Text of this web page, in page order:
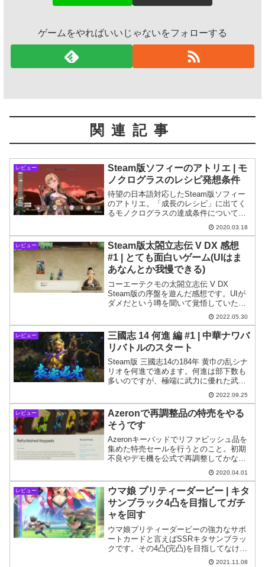
ゲームをやればいいじゃないをフォローする
関連記事
レビュー
Steam版ソフィーのアトリエ | モ
ノクログラスのレシピ発想条件
待望の日本語対応したSteam版ソフィー
のアトリエ。「成長のレシピ」に出てく
るモノクログラスの達成条件について紹
介。ネット上に多く出回ってる情報と異
なるやり方で条件を満たせましたので紹
介します。
2020.03.18
レビュー
Steam版太閤立志伝 V DX 感想
#1 | とても面白いゲーム(UIはま
あなんとか我慢できる)
コーエーテクモの太閤立志伝 V DX
Steam版の序盤を遊んだ感想です。UIが
ダメだという噂を聞いて覚悟していたの
ですが、まあ許容できる範囲かなぁとい
う印象です(もちろんダメではあります)。
ゲーム内容自体は面白いのでオススメし
たいです。
2022.05.30
レビュー
三國志 14 何進 編 #1 | 中華ナワバ
リバトルのスタート
Steam版 三國志14の184年 黄巾の乱シナ
リオを何進で進めます。何進は部下数も
多いのですが、極端に武力に優れた武将
がいないようなので、敵が仕掛けてくる
一騎打ち対策が悩ましいです。
2022.09.25
レビュー
Azeronで再調整品の特売をやる
そうです
Azeronキーパッドでリファビッシュ品を
集めた特売セールを行うとのこと。初期
不良やデモ機を公式で再調整してかなり
の特価で提供してくれるようです。色や
構造パターンはあまり選べないですが、
安く買いたい方は狙い目かもしれませ
ん。
2020.04.01
レビュー
ウマ娘 プリティーダービー | キタ
サンブラック4凸を目指してガチ
ャを回す
ウマ娘プリティーダービーの強力なサポ
ートカードと言えばSSRキタサンブラッ
クです。その4凸(完凸)を目指してなけな
しの石を使ってガチャを回していきまし
2021.11.08